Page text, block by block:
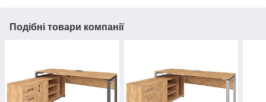
Подібні товари компанії